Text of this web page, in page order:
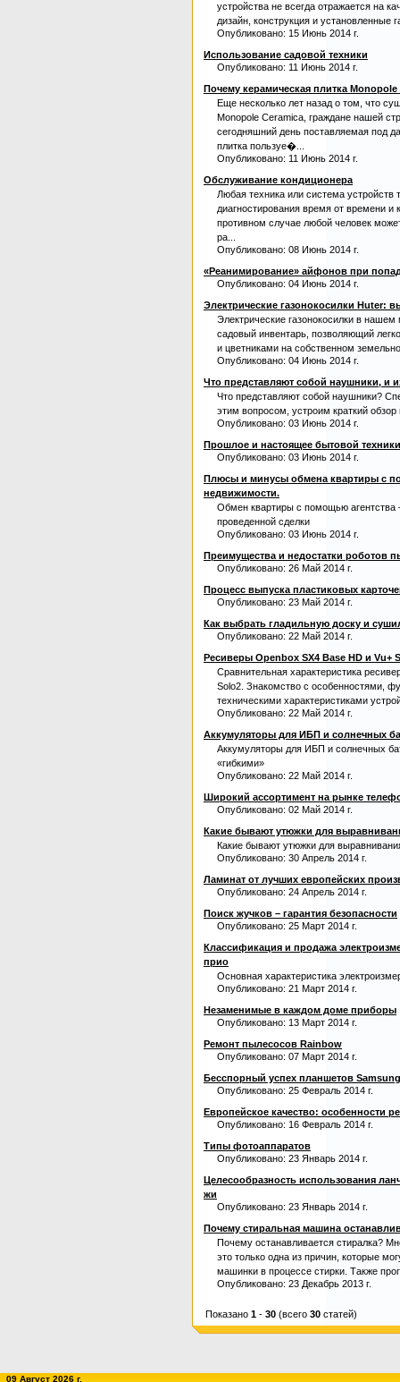
устройства не всегда отражается на
дизайн, конструкция и установленные
Опубликовано: 15 Июнь 2014 г.
Использование садовой техники
Опубликовано: 11 Июнь 2014 г.
Почему керамическая плитка
Еще несколько лет назад о том, что
Monopole Ceramica, граждане нашей
сегодняшний день поставляемая под
плитка пользуе�...
Опубликовано: 11 Июнь 2014 г.
Обслуживание кондиционера
Любая техника или система устройств
диагностирования время от времени и
противном случае любой человек
ра...
Опубликовано: 08 Июнь 2014 г.
«Реанимирование» айфонов при
Опубликовано: 04 Июнь 2014 г.
Электрические газонокосилки Huter:
Электрические газонокосилки в
садовый инвентарь, позволяющий
и цветниками на собственном
Опубликовано: 04 Июнь 2014 г.
Что представляют собой наушники, и
Что представляют собой наушники?
этим вопросом, устроим краткий
Опубликовано: 03 Июнь 2014 г.
Прошлое и настоящее бытовой техники
Опубликовано: 03 Июнь 2014 г.
Плюсы и минусы обмена квартиры с
недвижимости.
Обмен квартиры с помощью агентства
проведенной сделки
Опубликовано: 03 Июнь 2014 г.
Преимущества и недостатки роботов
Опубликовано: 26 Май 2014 г.
Процесс выпуска пластиковых
Опубликовано: 23 Май 2014 г.
Как выбрать гладильную доску и
Опубликовано: 22 Май 2014 г.
Ресиверы Openbox SX4 Base HD и Vu+
Сравнительная характеристика
Solo2. Знакомство с особенностями,
техническими характеристиками
Опубликовано: 22 Май 2014 г.
Аккумуляторы для ИБП и солнечных
Аккумуляторы для ИБП и солнечных
«гибкими»
Опубликовано: 22 Май 2014 г.
Широкий ассортимент на рынке
Опубликовано: 02 Май 2014 г.
Какие бывают утюжки для
Какие бывают утюжки для
Опубликовано: 30 Апрель 2014 г.
Ламинат от лучших европейских
Опубликовано: 24 Апрель 2014 г.
Поиск жучков – гарантия безопасности
Опубликовано: 25 Март 2014 г.
Классификация и продажа
прио
Основная характеристика
Опубликовано: 21 Март 2014 г.
Незаменимые в каждом доме приборы
Опубликовано: 13 Март 2014 г.
Ремонт пылесосов Rainbow
Опубликовано: 07 Март 2014 г.
Бесспорный успех планшетов
Опубликовано: 25 Февраль 2014 г.
Европейское качество: особенности
Опубликовано: 16 Февраль 2014 г.
Типы фотоаппаратов
Опубликовано: 23 Январь 2014 г.
Целесообразность использования
жи
Опубликовано: 23 Январь 2014 г.
Почему стиральная машина
Почему останавливается стиралка?
это только одна из причин, которые
машинки в процессе стирки. Также
Опубликовано: 23 Декабрь 2013 г.
Показано 1 - 30 (всего 30 статей)
09 Август 2026 г.